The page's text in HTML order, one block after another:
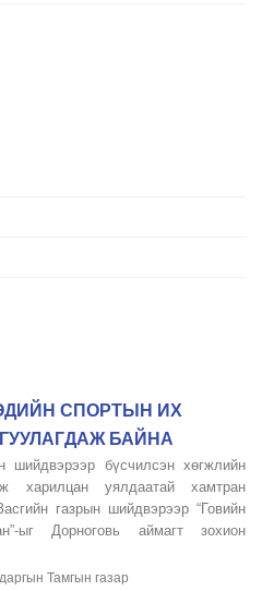
СПОРТЫН ИХ
БАЙНА
шийдвэрээр бүсчилсэн хөгжлийн
харилцан уялдаатай хамтран
газрын шийдвэрээр “Говийн
ыг Дорноговь аймагт зохион
Тамгын газар